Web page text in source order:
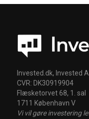
Invested.dk, Invested
CVR: DK30919904
Flæsketorvet 68, 1. sal
1711 København V
Vi vil gøre investering